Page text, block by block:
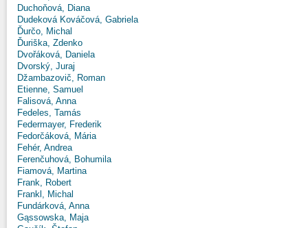
Duchoňová, Diana
Dudeková Kováčová, Gabriela
Ďurčo, Michal
Ďuriška, Zdenko
Dvořáková, Daniela
Dvorský, Juraj
Džambazovič, Roman
Etienne, Samuel
Falisová, Anna
Fedeles, Tamás
Federmayer, Frederik
Fedorčáková, Mária
Fehér, Andrea
Ferenčuhová, Bohumila
Fiamová, Martina
Frank, Robert
Frankl, Michal
Fundárková, Anna
Gąssowska, Maja